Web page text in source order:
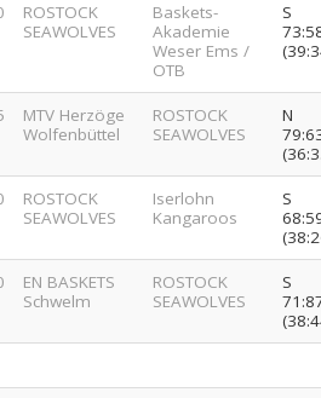
ROSTOCK
SEAWOLVES
Baskets-
Akademie
Weser Ems /
OTB
S
MTV Herzöge
Wolfenbüttel
ROSTOCK
SEAWOLVES
N
ROSTOCK
SEAWOLVES
Iserlohn
Kangaroos
S
EN BASKETS
Schwelm
ROSTOCK
SEAWOLVES
S